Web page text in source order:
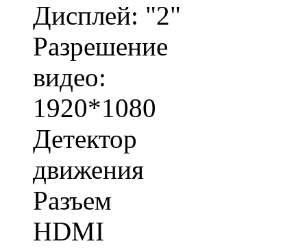
Дисплей: "2"
Разрешение
видео:
1920*1080
Детектор
движения
Разъем
HDMI